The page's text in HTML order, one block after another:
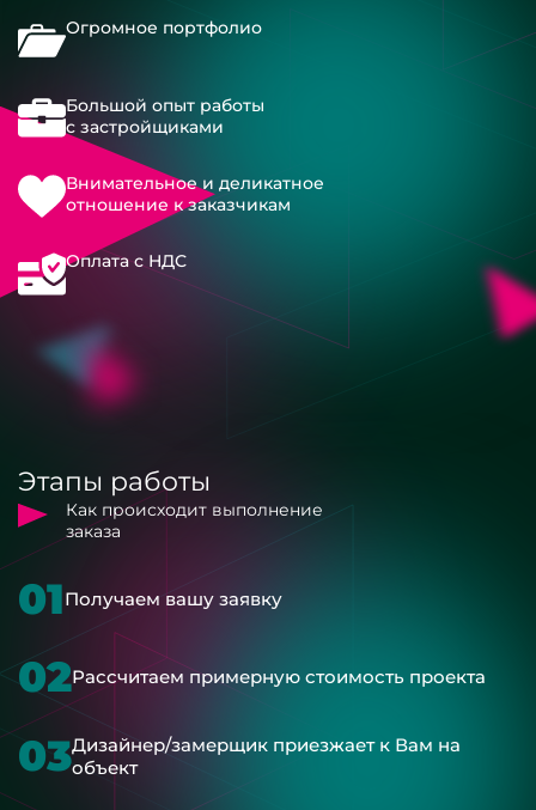
Огромное портфолио
Большой опыт работы
с застройщиками
Внимательное и деликатное
отношение к заказчикам
Оплата с НДС
Этапы работы
Как происходит выполнение
заказа
01Получаем вашу заявку
02Рассчитаем примерную стоимость проекта
03Дизайнер/замерщик приезжает к Вам на
объект